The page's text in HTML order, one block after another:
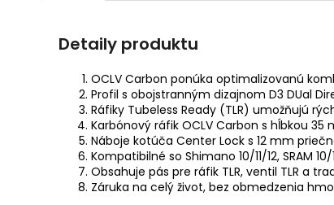
Detaily produktu
OCLV Carbon ponúka optimalizovanú
Profil s obojstranným dizajnom D3 DUal
Ráfiky Tubeless Ready (TLR) umožňujú
Karbónový ráfik OCLV Carbon s hĺbkou
Náboje kotúča Center Lock s 12 mm
Kompatibilné so Shimano 10/11/12, SRAM
Obsahuje pás pre ráfik TLR, ventil TLR a
Záruka na celý život, bez obmedzenia